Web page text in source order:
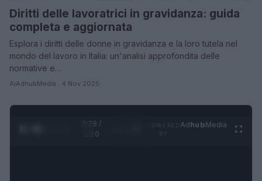
Diritti delle lavoratrici in gravidanza: guida
completa e aggiornata
Esplora i diritti delle donne in gravidanza e la loro tutela nel
mondo del lavoro in Italia: un'analisi approfondita delle
normative e…
AiAdhubMedia · 4 Nov 2025
0:30 /
1:20
AdhubMedia